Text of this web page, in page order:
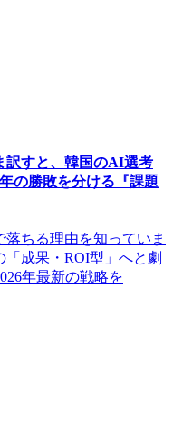
訳すと、韓国のAI選考
の勝敗を分ける『課題
ちる理由を知っていま
成果・ROI型」へと劇
年最新の戦略を